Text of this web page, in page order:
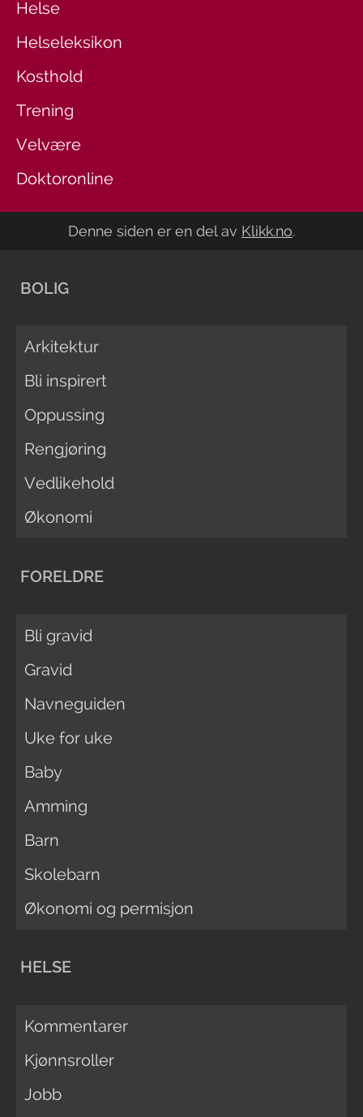
Helse
Helseleksikon
Kosthold
Trening
Velvære
Doktoronline
Denne siden er en del av Klikk.no.
BOLIG
Arkitektur
Bli inspirert
Oppussing
Rengjøring
Vedlikehold
Økonomi
FORELDRE
Bli gravid
Gravid
Navneguiden
Uke for uke
Baby
Amming
Barn
Skolebarn
Økonomi og permisjon
HELSE
Kommentarer
Kjønnsroller
Jobb